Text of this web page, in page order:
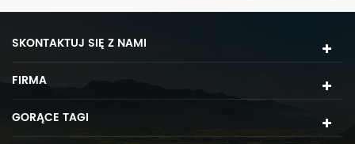
SKONTAKTUJ SIĘ Z NAMI
FIRMA
GORĄCE TAGI